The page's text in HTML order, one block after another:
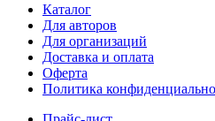
Каталог
Для авторов
Для организаций
Доставка и оплата
Оферта
Политика